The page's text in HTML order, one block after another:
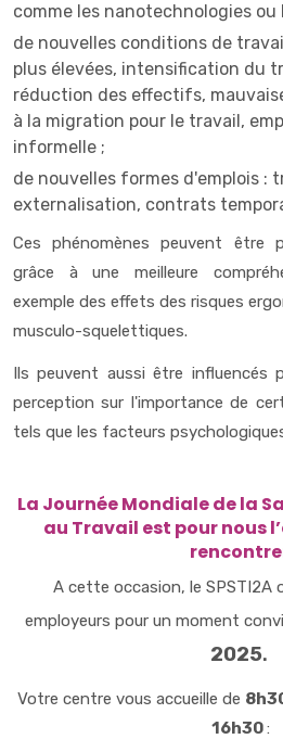
comme les nanotechnologies ou
de nouvelles conditions de
plus élevées, intensification du
réduction des effectifs,
à la migration pour le travail,
informelle ;
de nouvelles formes d'emplois :
externalisation, contrats
Ces phénomènes peuvent être
grâce à une meilleure
exemple des effets des risques
musculo-squelettiques.
Ils peuvent aussi être influencés
perception sur l'importance de
tels que les facteurs
La Journée Mondiale de la
au Travail est pour nous
A cette occasion, le SPSTI2A
employeurs pour un moment
2025.
Votre centre vous accueille de
16h30: